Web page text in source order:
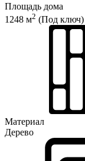
Площадь дома
1248 м2 (Под ключ)
Материал
Дерево